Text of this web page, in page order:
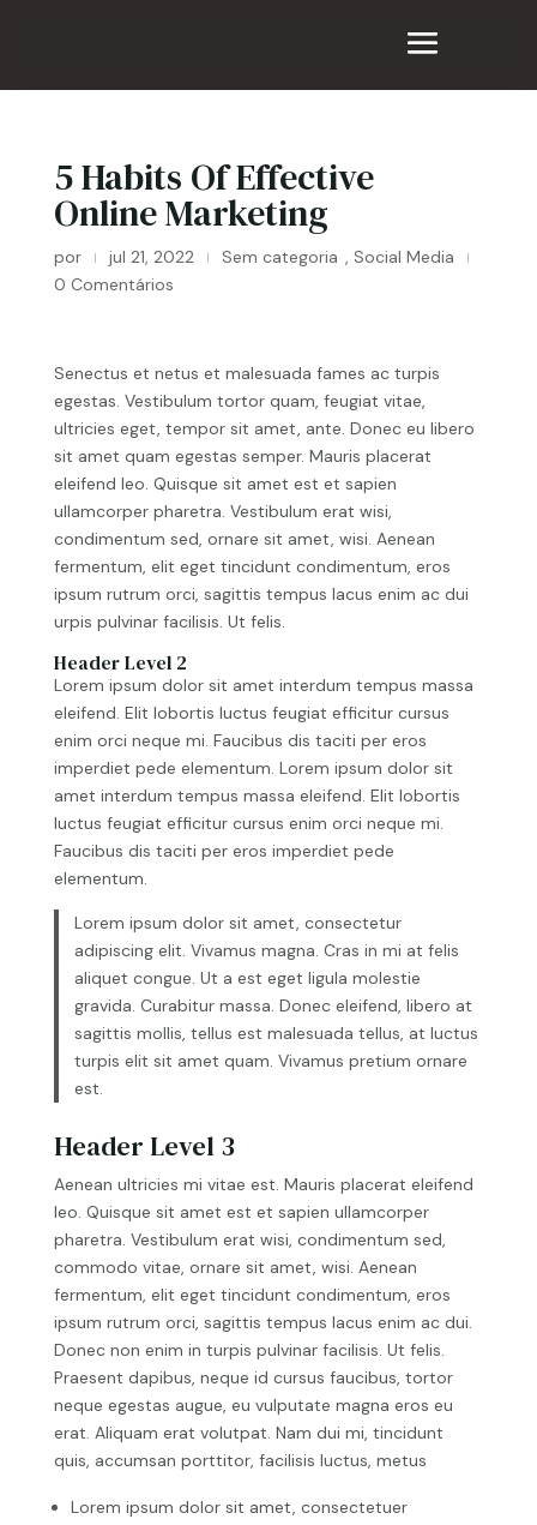
5 Habits Of Effective
Online Marketing
por | jul 21, 2022 | Sem categoria , Social Media |
0 Comentários
Senectus et netus et malesuada fames ac turpis
egestas. Vestibulum tortor quam, feugiat vitae,
ultricies eget, tempor sit amet, ante. Donec eu libero
sit amet quam egestas semper. Mauris placerat
eleifend leo. Quisque sit amet est et sapien
ullamcorper pharetra. Vestibulum erat wisi,
condimentum sed, ornare sit amet, wisi. Aenean
fermentum, elit eget tincidunt condimentum, eros
ipsum rutrum orci, sagittis tempus lacus enim ac dui
urpis pulvinar facilisis. Ut felis.
Header Level 2
Lorem ipsum dolor sit amet interdum tempus massa
eleifend. Elit lobortis luctus feugiat efficitur cursus
enim orci neque mi. Faucibus dis taciti per eros
imperdiet pede elementum. Lorem ipsum dolor sit
amet interdum tempus massa eleifend. Elit lobortis
luctus feugiat efficitur cursus enim orci neque mi.
Faucibus dis taciti per eros imperdiet pede
elementum.
Lorem ipsum dolor sit amet, consectetur
adipiscing elit. Vivamus magna. Cras in mi at felis
aliquet congue. Ut a est eget ligula molestie
gravida. Curabitur massa. Donec eleifend, libero at
sagittis mollis, tellus est malesuada tellus, at luctus
turpis elit sit amet quam. Vivamus pretium ornare
est.
Header Level 3
Aenean ultricies mi vitae est. Mauris placerat eleifend
leo. Quisque sit amet est et sapien ullamcorper
pharetra. Vestibulum erat wisi, condimentum sed,
commodo vitae, ornare sit amet, wisi. Aenean
fermentum, elit eget tincidunt condimentum, eros
ipsum rutrum orci, sagittis tempus lacus enim ac dui.
Donec non enim in turpis pulvinar facilisis. Ut felis.
Praesent dapibus, neque id cursus faucibus, tortor
neque egestas augue, eu vulputate magna eros eu
erat. Aliquam erat volutpat. Nam dui mi, tincidunt
quis, accumsan porttitor, facilisis luctus, metus
Lorem ipsum dolor sit amet, consectetuer